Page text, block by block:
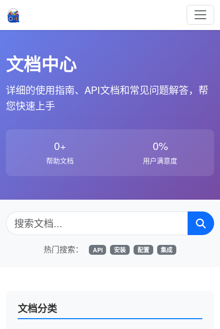
文档中心
详细的使用指南、API文档和常见问题解答，帮
您快速上手
0+
帮助文档
0%
用户满意度
热门搜索： API 安装 配置 集成
文档分类